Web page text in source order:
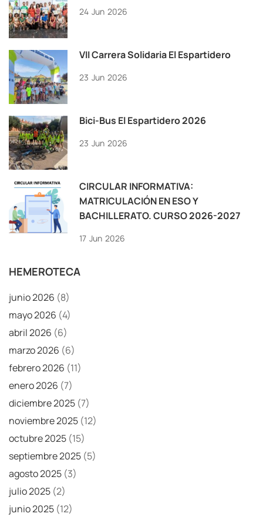
24 Jun 2026
VII Carrera Solidaria El Espartidero
23 Jun 2026
Bici-Bus El Espartidero 2026
23 Jun 2026
CIRCULAR INFORMATIVA:
MATRICULACIÓN EN ESO Y
BACHILLERATO. CURSO 2026-2027
17 Jun 2026
HEMEROTECA
junio 2026 (8)
mayo 2026 (4)
abril 2026 (6)
marzo 2026 (6)
febrero 2026 (11)
enero 2026 (7)
diciembre 2025 (7)
noviembre 2025 (12)
octubre 2025 (15)
septiembre 2025 (5)
agosto 2025 (3)
julio 2025 (2)
junio 2025 (12)